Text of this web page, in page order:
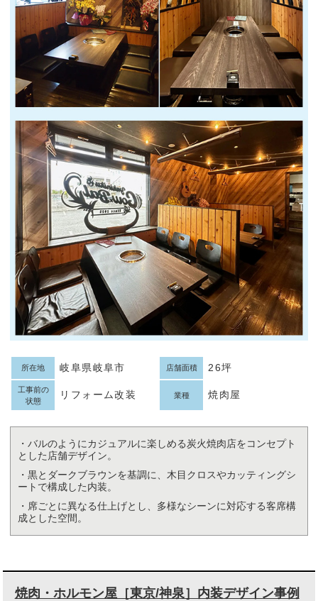
所在地 岐阜県岐阜市 店舗面積 26坪
工事前の
状態
リフォーム改装 業種 焼肉屋
・バルのようにカジュアルに楽しめる炭火焼肉店をコンセプト
とした店舗デザイン。
・黒とダークブラウンを基調に、木目クロスやカッティングシ
ートで構成した内装。
・席ごとに異なる仕上げとし、多様なシーンに対応する客席構
成とした空間。
焼肉・ホルモン屋［東京/神泉］内装デザイン事例